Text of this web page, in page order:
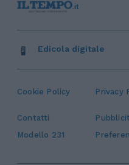
Cookie Policy Privacy
Contatti
Modello 231
Edicola digitale